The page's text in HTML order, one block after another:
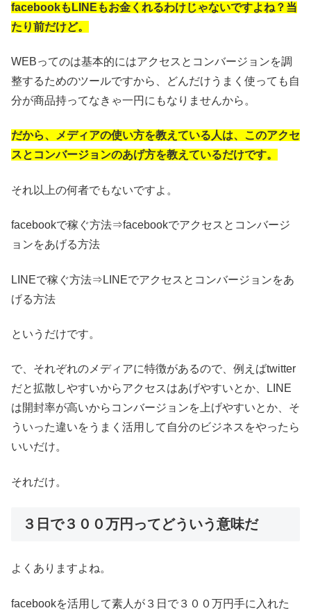
facebookもLINEもお金くれるわけじゃないですよね？当
たり前だけど。
WEBってのは基本的にはアクセスとコンバージョンを調
整するためのツールですから、どんだけうまく使っても自
分が商品持ってなきゃ一円にもなりませんから。
だから、メディアの使い方を教えている人は、このアクセ
スとコンバージョンのあげ方を教えているだけです。
それ以上の何者でもないですよ。
facebookで稼ぐ方法⇒facebookでアクセスとコンバージ
ョンをあげる方法
LINEで稼ぐ方法⇒LINEでアクセスとコンバージョンをあ
げる方法
というだけです。
で、それぞれのメディアに特徴があるので、例えばtwitter
だと拡散しやすいからアクセスはあげやすいとか、LINE
は開封率が高いからコンバージョンを上げやすいとか、そ
ういった違いをうまく活用して自分のビジネスをやったら
いいだけ。
それだけ。
３日で３００万円ってどういう意味だ
よくありますよね。
facebookを活用して素人が３日で３００万円手に入れた